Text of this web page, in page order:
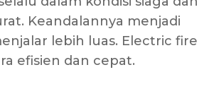
Keandalannya menjadi
lebih luas. Electric fire
efisien dan cepat.